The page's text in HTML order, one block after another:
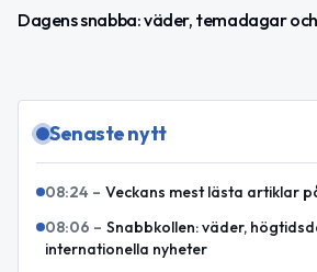
Dagens snabba: väder, temadagar
Senaste nytt
08:24 – Veckans mest lästa artiklar
08:06 – Snabbkollen: väder,
internationella nyheter